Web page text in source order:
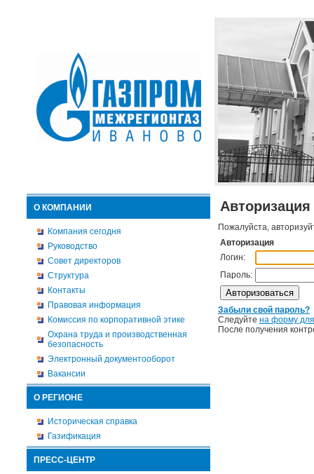
О КОМПАНИИ
Компания сегодня
Руководство
Совет директоров
Структура
Контакты
Правовая информация
Комиссия по корпоративной этике
Охрана труда и производственная
безопасность
Электронный документооборот
Вакансии
О РЕГИОНЕ
Историческая справка
Газификация
ПРЕСС-ЦЕНТР
Авторизация
Пожалуйста,
Авторизация
Логин:
Пароль:
Забыли свой пароль?
Следуйте на форму
После получения